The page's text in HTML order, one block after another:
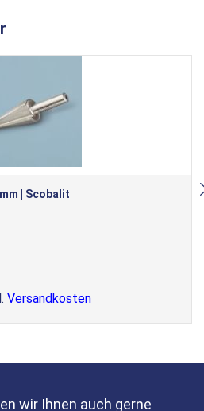
| Scobalit
Versandkosten
wir Ihnen auch gerne